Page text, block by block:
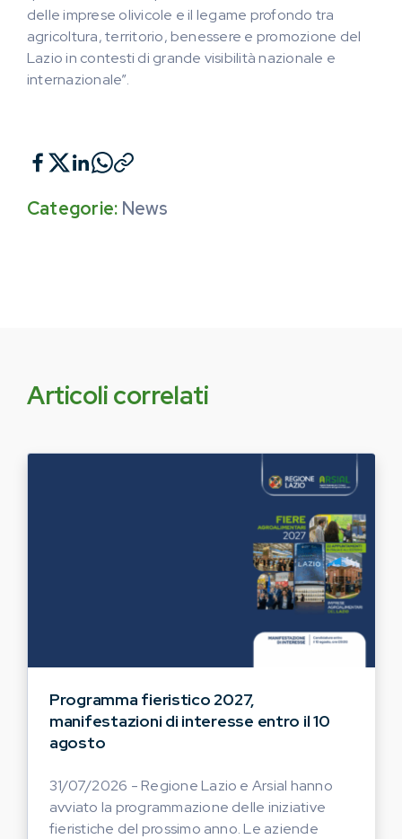
delle imprese olivicole e il legame profondo tra
agricoltura, territorio, benessere e promozione del
Lazio in contesti di grande visibilità nazionale e
internazionale”.
Categorie: News
Articoli correlati
Programma fieristico 2027,
manifestazioni di interesse entro il 10
agosto
31/07/2026 - Regione Lazio e Arsial hanno
avviato la programmazione delle iniziative
fieristiche del prossimo anno. Le aziende